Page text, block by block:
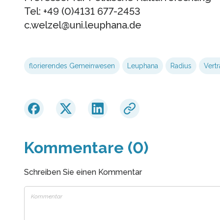
Tel: +49 (0)4131 677-2453
c.welzel@uni.leuphana.de
florierendes Gemeinwesen Leuphana Radius
Kommentare (0)
Schreiben Sie einen Kommentar